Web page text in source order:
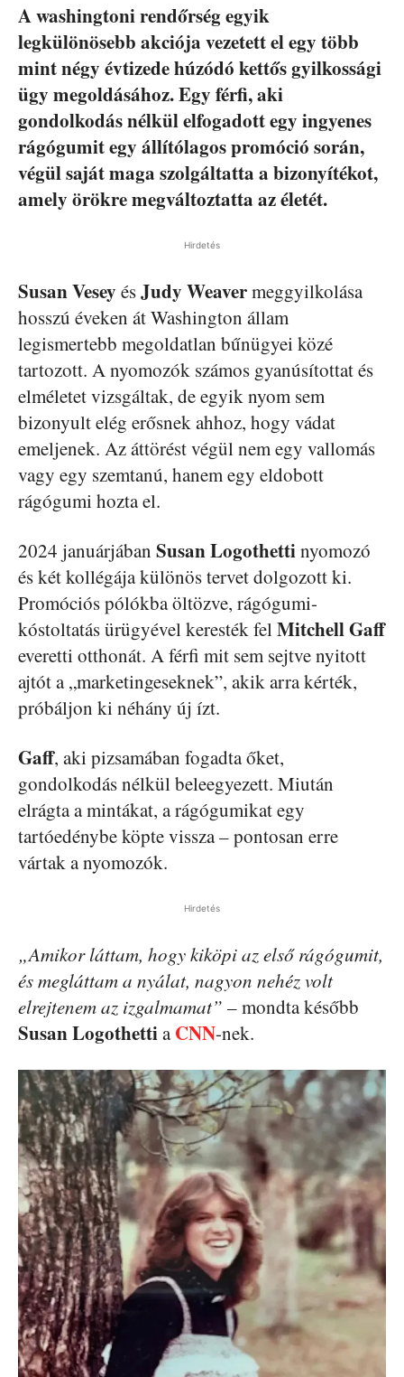
A washingtoni rendőrség egyik
legkülönösebb akciója vezetett el egy több
mint négy évtizede húzódó kettős gyilkossági
ügy megoldásához. Egy férfi, aki
gondolkodás nélkül elfogadott egy ingyenes
rágógumit egy állítólagos promóció során,
végül saját maga szolgáltatta a bizonyítékot,
amely örökre megváltoztatta az életét.
Hirdetés
Susan Vesey ésJudy Weavermeggyilkolása
hosszú éveken át Washington állam
legismertebb megoldatlan bűnügyei közé
tartozott. A nyomozók számos gyanúsítottat és
elméletet vizsgáltak, de egyik nyom sem
bizonyult elég erősnek ahhoz, hogy vádat
emeljenek. Az áttörést végül nem egy vallomás
vagy egy szemtanú, hanem egy eldobott
rágógumi hozta el.
2024 januárjában Susan Logothettinyomozó
és két kollégája különös tervet dolgozott ki.
Promóciós pólókba öltözve, rágógumi-
kóstoltatás ürügyével keresték felMitchell Gaff
everetti otthonát. A férfi mit sem sejtve nyitott
ajtót a „marketingeseknek”, akik arra kérték,
próbáljon ki néhány új ízt.
Gaff, aki pizsamában fogadta őket,
gondolkodás nélkül beleegyezett. Miután
elrágta a mintákat, a rágógumikat egy
tartóedénybe köpte vissza – pontosan erre
vártak a nyomozók.
Hirdetés
„Amikor láttam, hogy kiköpi az első rágógumit,
és megláttam a nyálat, nagyon nehéz volt
elrejtenem az izgalmamat” – mondta később
Susan LogothettiaCNN-nek.